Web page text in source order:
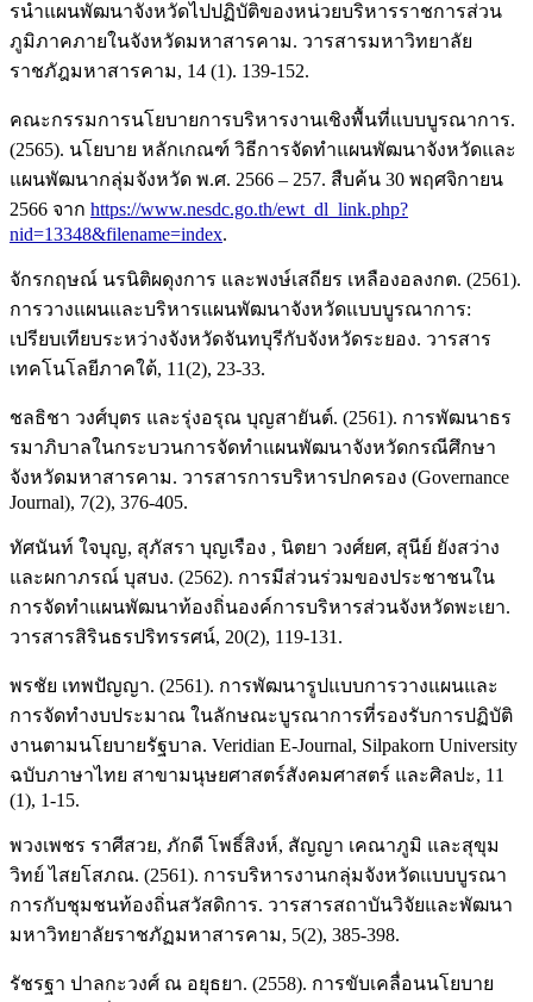
รนําแผนพัฒนาจังหวัดไปปฏิบัติของหน่วยบริหารราชการส่วน
ภูมิภาคภายในจังหวัดมหาสารคาม. วารสารมหาวิทยาลัย
ราชภัฎมหาสารคาม, 14 (1). 139-152.
คณะกรรมการนโยบายการบริหารงานเชิงพื้นที่แบบบูรณาการ.
(2565). นโยบาย หลักเกณฑ์ วิธีการจัดทำแผนพัฒนาจังหวัดและ
แผนพัฒนากลุ่มจังหวัด พ.ศ. 2566 – 257. สืบค้น 30 พฤศจิกายน
2566 จาก https://www.nesdc.go.th/ewt_dl_link.php?
nid=13348&filename=index.
จักรกฤษณ์ นรนิติผดุงการ และพงษ์เสถียร เหลืองอลงกต. (2561).
การวางแผนและบริหารแผนพัฒนาจังหวัดแบบบูรณาการ:
เปรียบเทียบระหว่างจังหวัดจันทบุรีกับจังหวัดระยอง. วารสาร
เทคโนโลยีภาคใต้, 11(2), 23-33.
ชลธิชา วงศ์บุตร และรุ่งอรุณ บุญสายันต์. (2561). การพัฒนาธร
รมาภิบาลในกระบวนการจัดทำแผนพัฒนาจังหวัดกรณีศึกษา
จังหวัดมหาสารคาม. วารสารการบริหารปกครอง (Governance
Journal), 7(2), 376-405.
ทัศนันท์ ใจบุญ, สุภัสรา บุญเรือง , นิตยา วงศ์ยศ, สุนีย์ ยังสว่าง
และผกาภรณ์ บุสบง. (2562). การมีส่วนร่วมของประชาชนใน
การจัดทําแผนพัฒนาท้องถิ่นองค์การบริหารส่วนจังหวัดพะเยา.
วารสารสิรินธรปริทรรศน์, 20(2), 119-131.
พรชัย เทพปัญญา. (2561). การพัฒนารูปแบบการวางแผนและ
การจัดทำงบประมาณ ในลักษณะบูรณาการที่รองรับการปฏิบัติ
งานตามนโยบายรัฐบาล. Veridian E-Journal, Silpakorn University
ฉบับภาษาไทย สาขามนุษยศาสตร์สังคมศาสตร์ และศิลปะ, 11
(1), 1-15.
พวงเพชร ราศีสวย, ภักดี โพธิ์สิงห์, สัญญา เคณาภูมิ และสุขุม
วิทย์ ไสยโสภณ. (2561). การบริหารงานกลุ่มจังหวัดแบบบูรณา
การกับชุมชนท้องถิ่นสวัสดิการ. วารสารสถาบันวิจัยและพัฒนา
มหาวิทยาลัยราชภัฏมหาสารคาม, 5(2), 385-398.
รัชรฐา ปาลกะวงศ์ ณ อยุธยา. (2558). การขับเคลื่อนนโยบาย